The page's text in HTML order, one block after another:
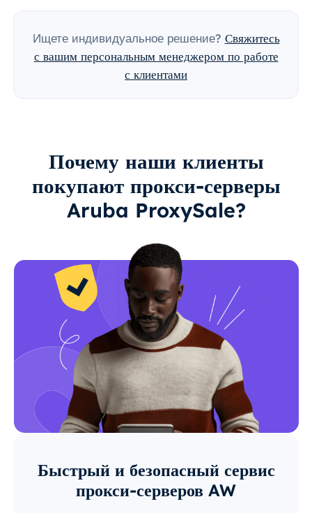
Ищете индивидуальное решение? Свяжитесь
с вашим персональным менеджером по работе
с клиентами
Почему наши клиенты
покупают прокси-серверы
Aruba ProxySale?
Быстрый и безопасный сервис
прокси-серверов AW